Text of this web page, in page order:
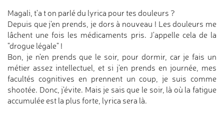
Magali, t'a t on parlé du lyrica pour tes douleurs ?
Depuis que j'en prends, je dors à nouveau ! Les douleurs me
lâchent une fois les médicaments pris. J'appelle cela de la
"drogue légale" !
Bon, je n'en prends que le soir, pour dormir, car je fais un
métier assez intellectuel, et si j'en prends en journée, mes
facultés cognitives en prennent un coup, je suis comme
shootée. Donc, j'évite. Mais je sais que le soir, là où la fatigue
accumulée est la plus forte, lyrica sera là.